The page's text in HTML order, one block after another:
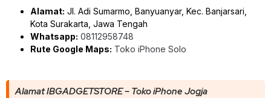
Alamat: Jl. Adi Sumarmo, Banyuanyar, Kec. Banjarsari,
Kota Surakarta, Jawa Tengah
Whatsapp: 08112958748
Rute Google Maps: Toko iPhone Solo
Alamat IBGADGETSTORE – Toko iPhone Jogja